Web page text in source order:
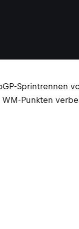
Sprintrennen
Punkten